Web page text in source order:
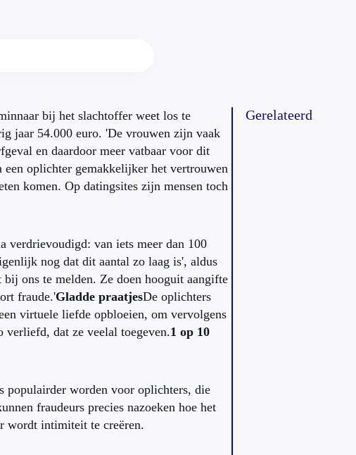
bij het slachtoffer weet los te
jaar 54.000 euro. 'De vrouwen zijn vaak
en daardoor meer vatbaar voor dit
oplichter gemakkelijker het vertrouwen
komen. Op datingsites zijn mensen toch
verdrievoudigd: van iets meer dan 100
nog dat dit aantal zo laag is', aldus
ons te melden. Ze doen hooguit aangifte
fraude.'Gladde praatjesDe oplichters
virtuele liefde opbloeien, om vervolgens
verliefd, dat ze veelal toegeven.1 op 10
populairder worden voor oplichters, die
fraudeurs precies nazoeken hoe het
wordt intimiteit te creëren.
Gerelateerd